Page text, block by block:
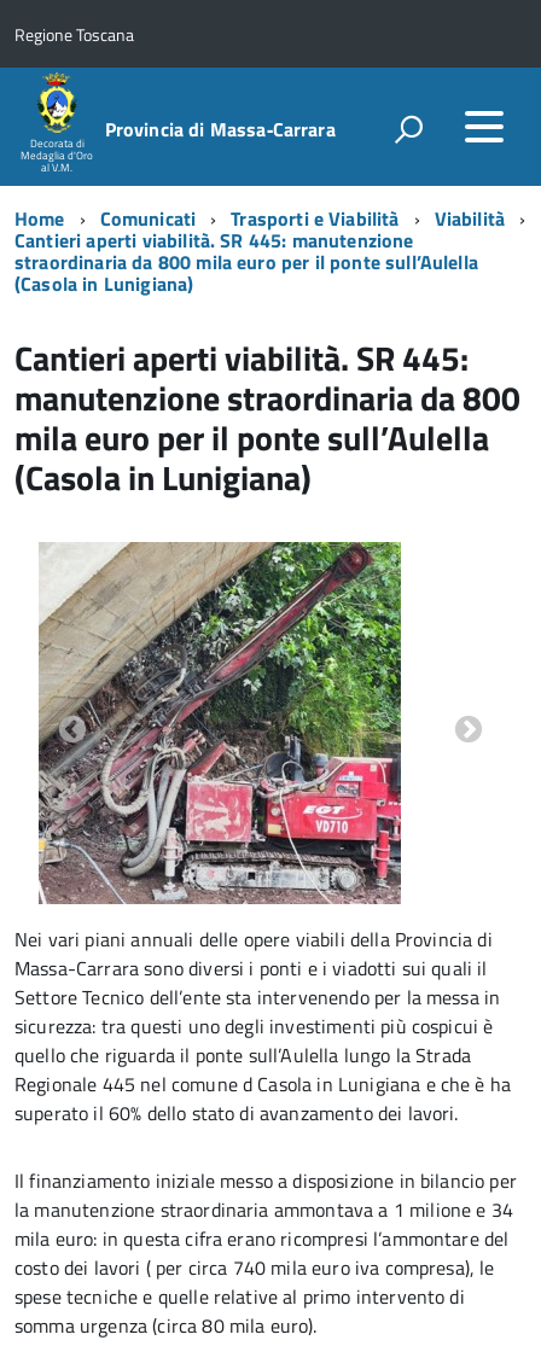
Regione Toscana
Decorata di
Medaglia d'Oro
al V.M.
Provincia di Massa‑Carrara
Home Comunicati Trasporti e Viabilità Viabilità
Cantieri aperti viabilità. SR 445: manutenzione
straordinaria da 800 mila euro per il ponte sull’Aulella
(Casola in Lunigiana)
Cantieri aperti viabilità. SR 445:
manutenzione straordinaria da 800
mila euro per il ponte sull’Aulella
(Casola in Lunigiana)
Nei vari piani annuali delle opere viabili della Provincia di
Massa-Carrara sono diversi i ponti e i viadotti sui quali il
Settore Tecnico dell’ente sta intervenendo per la messa in
sicurezza: tra questi uno degli investimenti più cospicui è
quello che riguarda il ponte sull’Aulella lungo la Strada
Regionale 445 nel comune d Casola in Lunigiana e che è ha
superato il 60% dello stato di avanzamento dei lavori.
Il finanziamento iniziale messo a disposizione in bilancio per
la manutenzione straordinaria ammontava a 1 milione e 34
mila euro: in questa cifra erano ricompresi l’ammontare del
costo dei lavori ( per circa 740 mila euro iva compresa), le
spese tecniche e quelle relative al primo intervento di
somma urgenza (circa 80 mila euro).